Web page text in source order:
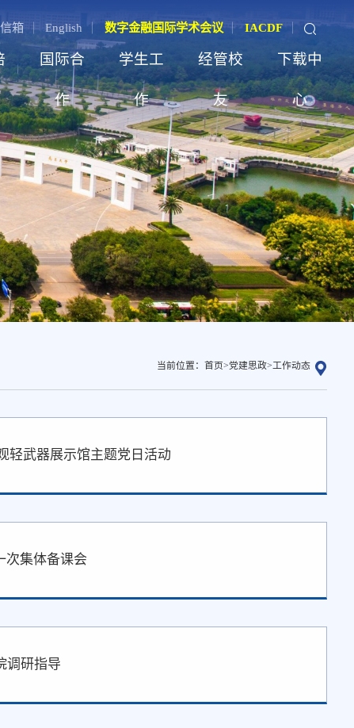
箱 English 数字金融国际学术会议 IACDF
国际合
作
学生工
作
经管校
友
下载中
心
当前位置：首页>党建思政>工作动态
武器展示馆主题党日活动
次集体备课会
调研指导